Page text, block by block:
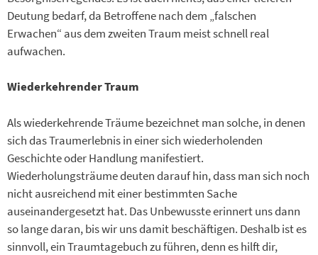
Deutung bedarf, da Betroffene nach dem „falschen
Erwachen“ aus dem zweiten Traum meist schnell real
aufwachen.
Wiederkehrender Traum
Als wiederkehrende Träume bezeichnet man solche, in denen
sich das Traumerlebnis in einer sich wiederholenden
Geschichte oder Handlung manifestiert.
Wiederholungsträume deuten darauf hin, dass man sich noch
nicht ausreichend mit einer bestimmten Sache
auseinandergesetzt hat. Das Unbewusste erinnert uns dann
so lange daran, bis wir uns damit beschäftigen. Deshalb ist es
sinnvoll, ein Traumtagebuch zu führen, denn es hilft dir,